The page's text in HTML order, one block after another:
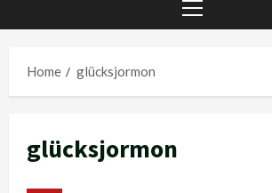
Primary
Home glücksjormon
glücksjormon